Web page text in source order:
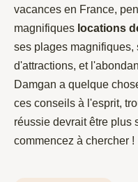
vacances en France,
magnifiques locations
ses plages
d'attractions, et
Damgan a quelque
ces conseils à l'esprit,
réussie devrait être plus
commencez à chercher !